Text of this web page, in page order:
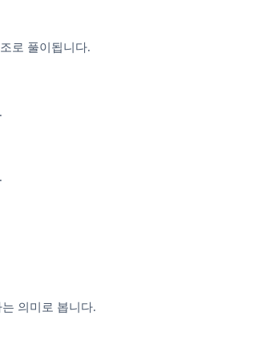
로 풀이됩니다.
의미로 봅니다.